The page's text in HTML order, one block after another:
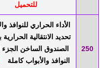
للتحميل
250
الأداء الحراري للنوافذ
تحديد الانتقالية
الصندوق الساخن الجزء
النوافذ والأبواب كاملة